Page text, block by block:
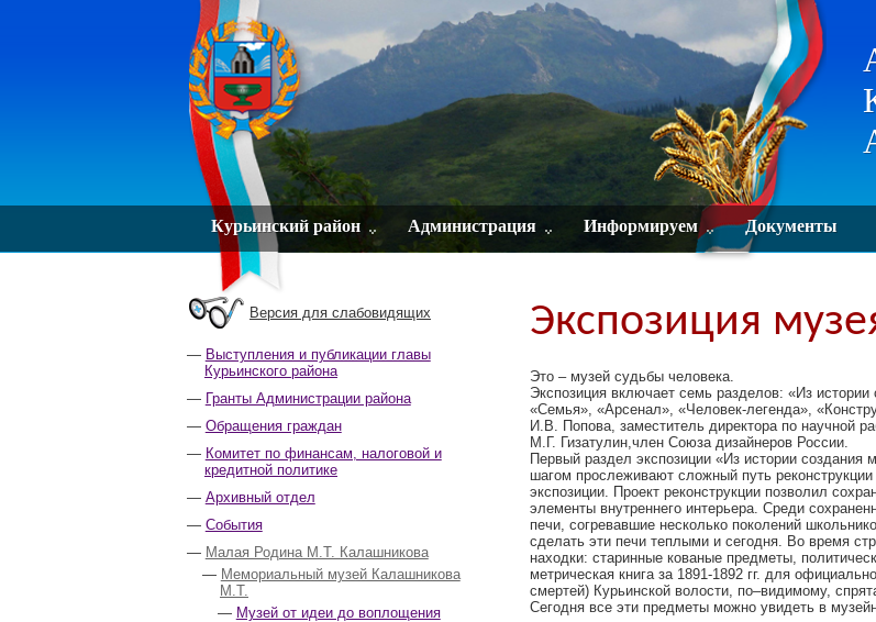
Курьинский район Администрация Информируем Документы
Версия для слабовидящих
Выступления и публикации главы
Курьинского района
Гранты Администрации района
Обращения граждан
Комитет по финансам, налоговой и
кредитной политике
Архивный отдел
События
Малая Родина М.Т. Калашникова
Мемориальный музей Калашникова
М.Т.
Музей от идеи до воплощения
Экспозиция
Это – музей судьбы человека.
Экспозиция включает семь разделов: «Из
«Семья», «Арсенал», «Человек-легенда»,
И.В. Попова, заместитель директора по научной
М.Г. Гизатулин,член Союза дизайнеров России.
Первый раздел экспозиции «Из истории создания
шагом прослеживают сложный путь
экспозиции. Проект реконструкции позволил
элементы внутреннего интерьера. Среди
печи, согревавшие несколько поколений
сделать эти печи теплыми и сегодня. Во время
находки: старинные кованые предметы,
метрическая книга за 1891-1892 гг. для
смертей) Курьинской волости, по–видимому,
Сегодня все эти предметы можно увидеть в